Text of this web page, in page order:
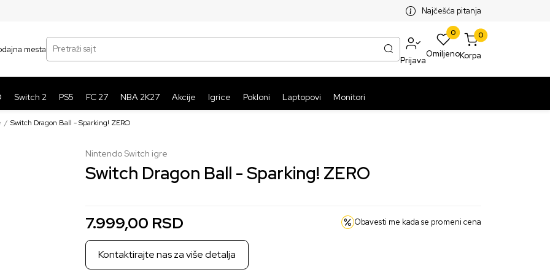
BESPLATNA ISPORUKA PAKETA PREKO 5999 RSDNajčešća pitanja
mesta
Pretraži sajt
Prijava
0
Omiljeno
0
Korpa
Switch 2 PS5 FC 27 NBA 2K27 Akcije Igrice Pokloni Laptopovi Monitori
Switch Dragon Ball - Sparking! ZERO
Nintendo Switch igre
Switch Dragon Ball - Sparking! ZERO
7.999,00 RSD Obavesti me kada se promeni cena
Kontaktirajte nas za više detalja